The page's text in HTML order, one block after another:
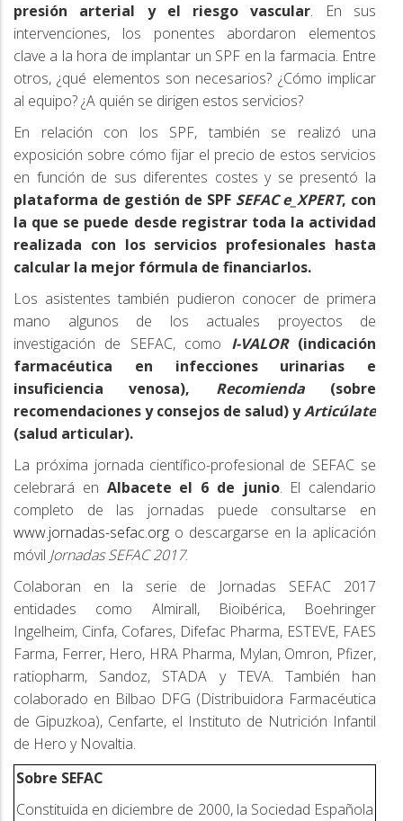
presión arterial y el riesgo vascular. En sus
intervenciones, los ponentes abordaron elementos
clave a la hora de implantar un SPF en la farmacia. Entre
otros, ¿qué elementos son necesarios? ¿Cómo implicar
al equipo? ¿A quién se dirigen estos servicios?
En relación con los SPF, también se realizó una
exposición sobre cómo fijar el precio de estos servicios
en función de sus diferentes costes y se presentó la
plataforma de gestión de SPF SEFAC e_XPERT, con
la que se puede desde registrar toda la actividad
realizada con los servicios profesionales hasta
calcular la mejor fórmula de financiarlos.
Los asistentes también pudieron conocer de primera
mano algunos de los actuales proyectos de
investigación de SEFAC, como I-VALOR(indicación
farmacéutica en infecciones urinarias e
insuficiencia venosa), Recomienda(sobre
recomendaciones y consejos de salud) yArticúlate
(salud articular).
La próxima jornada científico-profesional de SEFAC se
celebrará en Albacete el 6 de junio. El calendario
completo de las jornadas puede consultarse en
www.jornadas-sefac.org o descargarse en la aplicación
móvil Jornadas SEFAC 2017.
Colaboran en la serie de Jornadas SEFAC 2017
entidades como Almirall, Bioibérica, Boehringer
Ingelheim, Cinfa, Cofares, Difefac Pharma, ESTEVE, FAES
Farma, Ferrer, Hero, HRA Pharma, Mylan, Omron, Pfizer,
ratiopharm, Sandoz, STADA y TEVA. También han
colaborado en Bilbao DFG (Distribuidora Farmacéutica
de Gipuzkoa), Cenfarte, el Instituto de Nutrición Infantil
de Hero y Novaltia.
Sobre SEFAC
Constituida en diciembre de 2000, la Sociedad Española